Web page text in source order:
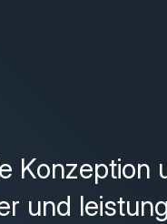
Konzeption
und